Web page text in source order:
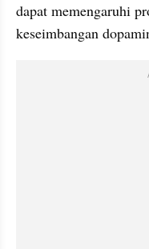
dapat memengaruhi
keseimbangan